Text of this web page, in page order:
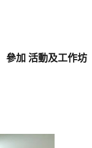
參加 活動及工作坊